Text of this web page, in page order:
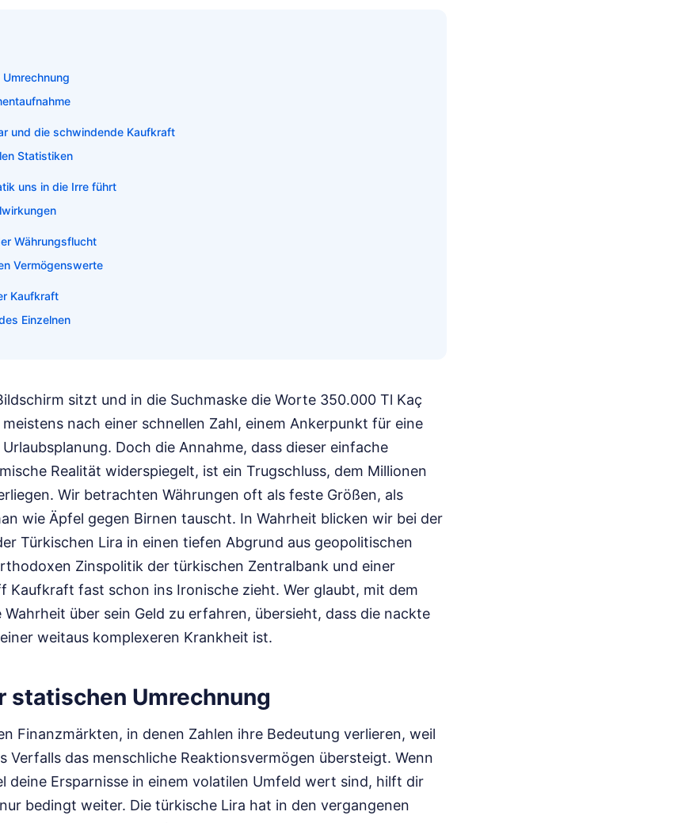
und die schwindende Kaufkraft
Statistiken
uns in die Irre führt
Währungsflucht
Vermögenswerte
Kaufkraft
Einzelnen
sitzt und in die Suchmaske die Worte 350.000 Tl Kaç
nach einer schnellen Zahl, einem Ankerpunkt für eine
Doch die Annahme, dass dieser einfache
Realität widerspiegelt, ist ein Trugschluss, dem Millionen
Wir betrachten Währungen oft als feste Größen, als
wie Äpfel gegen Birnen tauscht. In Wahrheit blicken wir bei der
Türkischen Lira in einen tiefen Abgrund aus geopolitischen
Zinspolitik der türkischen Zentralbank und einer
Kaufkraft fast schon ins Ironische zieht. Wer glaubt, mit dem
Wahrheit über sein Geld zu erfahren, übersieht, dass die nackte
weitaus komplexeren Krankheit ist.
statischen Umrechnung
Finanzmärkten, in denen Zahlen ihre Bedeutung verlieren, weil
Verfalls das menschliche Reaktionsvermögen übersteigt. Wenn
deine Ersparnisse in einem volatilen Umfeld wert sind, hilft dir
bedingt weiter. Die türkische Lira hat in den vergangenen